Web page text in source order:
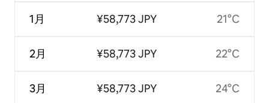
1月
2月
3月
¥58,773 JPY
¥58,773 JPY
¥58,773 JPY
21°C
22°C
24°C